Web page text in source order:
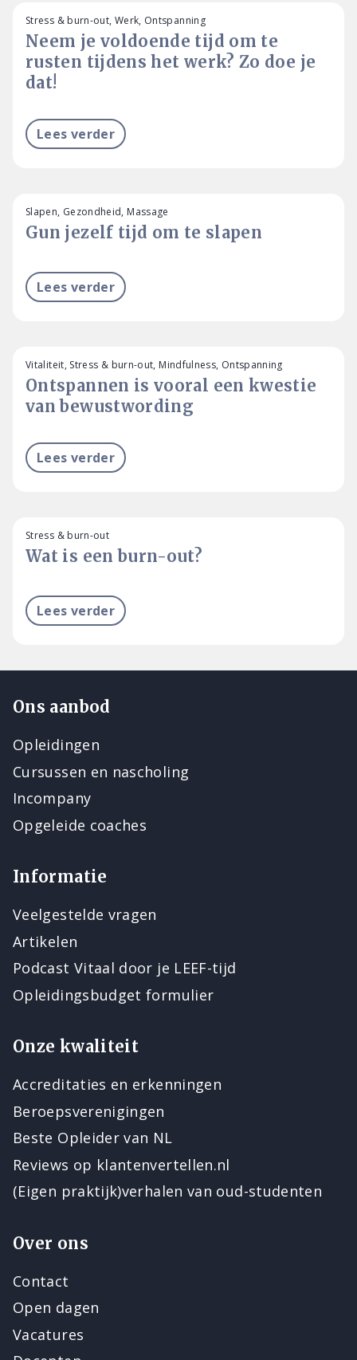
Neem je voldoende tijd om te
rusten tijdens het werk? Zo doe je
dat!
Stress & burn-out, Werk, Ontspanning
Lees verder
Gun jezelf tijd om te slapen
Slapen, Gezondheid, Massage
Lees verder
Ontspannen is vooral een kwestie
van bewustwording
Vitaliteit, Stress & burn-out, Mindfulness, Ontspanning
Lees verder
Wat is een burn-out?
Stress & burn-out
Lees verder
Ons aanbod
Opleidingen
Cursussen en nascholing
Incompany
Opgeleide coaches
Informatie
Veelgestelde vragen
Artikelen
Podcast Vitaal door je LEEF-tijd
Opleidingsbudget formulier
Onze kwaliteit
Accreditaties en erkenningen
Beroepsverenigingen
Beste Opleider van NL
Reviews op klantenvertellen.nl
(Eigen praktijk)verhalen van oud-studenten
Over ons
Contact
Open dagen
Vacatures